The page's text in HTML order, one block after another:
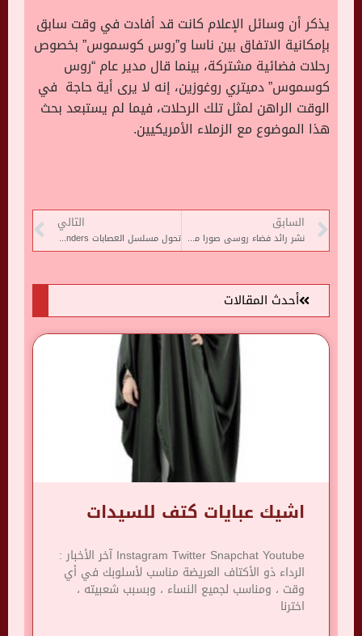
يذكر أن وسائل الإعلام كانت قد أفادت في وقت سابق
بإمكانية الاتفاق بين ناسا و”روس كوسموس” بخصوص
رحلات فضائية مشتركة، بينما قال مدير عام “روس
كوسموس” دميتري روغوزين، إنه لا يرى أية حاجة في
الوقت الراهن لمثل تلك الرحلات، فيما لم يستبعد بحث
هذا الموضوع مع الزملاء الأمريكيين.
السابق
نشر رائد فضاء روسى صورا من خارج الكوكب لمعالم باريس الشهيرة
التالي
تحول مسلسل العصابات Peaky Blinders لفيلم سينمائي يعرض فى 2023
أحدث المقالات
اشيك عبايات كتف للسيدات
Instagram Twitter Snapchat Youtube آخر الأخبار :
الرداء ذو ​​الأكتاف العريضة مناسب لأسلوبك في أي
وقت ، ومناسب لجميع النساء ، وبسبب شعبيته ،
اخترنا